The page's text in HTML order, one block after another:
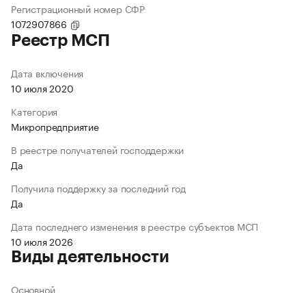
Регистрационный номер СФР
1072907866
Реестр МСП
Дата включения
10 июля 2020
Категория
Микропредприятие
В реестре получателей господдержки
Да
Получила поддержку за последний год
Да
Дата последнего изменения в реестре субъектов МСП
10 июля 2026
Виды деятельности
Основной